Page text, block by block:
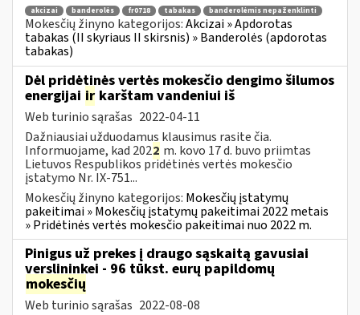
akcizai banderolės fr0718 tabakas banderolėmis nepaženklinti
Mokesčių žinyno kategorijos:Akcizai » Apdorotas
tabakas (II skyriaus II skirsnis) » Banderolės (apdorotas
tabakas)
Dėl pridėtinės vertės mokesčio dengimo šilumos
energijai ir karštam vandeniui iš
Web turinio sąrašas 2022-04-11
Dažniausiai užduodamus klausimus rasite čia.
Informuojame, kad 2022 m. kovo 17 d. buvo priimtas
Lietuvos Respublikos pridėtinės vertės mokesčio
įstatymo Nr. IX-751...
Mokesčių žinyno kategorijos: Mokesčių įstatymų
pakeitimai » Mokesčių įstatymų pakeitimai 2022 metais
» Pridėtinės vertės mokesčio pakeitimai nuo 2022 m.
Pinigus už prekes į draugo sąskaitą gavusiai
verslininkei - 96 tūkst. eurų papildomų
mokesčių
Web turinio sąrašas 2022-08-08